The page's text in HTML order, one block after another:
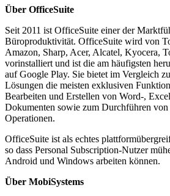
Über OfficeSuite
Seit 2011 ist OfficeSuite einer der
Büroproduktivität. OfficeSuite wird von
Amazon, Sharp, Acer, Alcatel, Kyocera,
vorinstalliert und ist die am häufigsten
auf Google Play. Sie bietet im Vergleich
Lösungen die meisten exklusiven
Bearbeiten und Erstellen von Word-,
Dokumenten sowie zum Durchführen
Operationen.
OfficeSuite ist als echtes
so dass Personal Subscription-Nutzer
Android und Windows arbeiten können.
Über MobiSystems